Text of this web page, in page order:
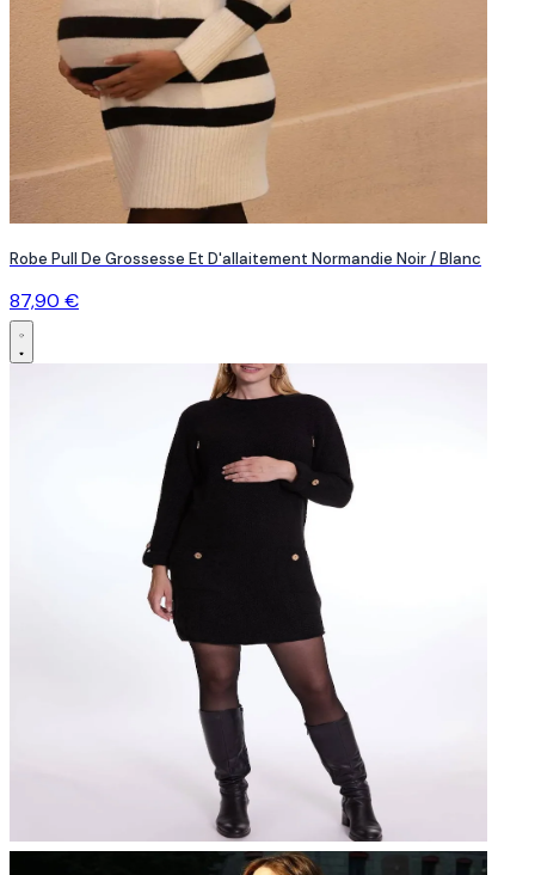
Robe Pull De Grossesse Et D'allaitement Normandie Noir / Blanc
87,90 €